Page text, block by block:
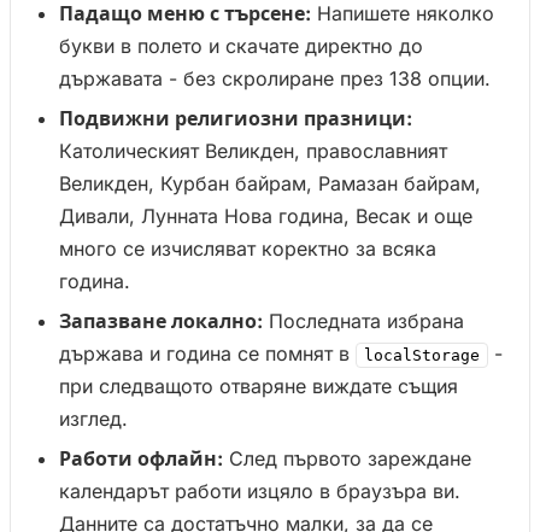
Падащо меню с търсене: Напишете няколко
букви в полето и скачате директно до
държавата - без скролиране през 138 опции.
Подвижни религиозни празници:
Католическият Великден, православният
Великден, Курбан байрам, Рамазан байрам,
Дивали, Лунната Нова година, Весак и още
много се изчисляват коректно за всяка
година.
Запазване локално: Последната избрана
държава и година се помнят в
localStorage
-
при следващото отваряне виждате същия
изглед.
Работи офлайн: След първото зареждане
календарът работи изцяло в браузъра ви.
Данните са достатъчно малки, за да се